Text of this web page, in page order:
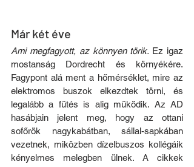
Már két éve
Ami megfagyott, az könnyen törik. Ez igaz
mostanság Dordrecht és környékére.
Fagypont alá ment a hőmérséklet, mire az
elektromos buszok elkezdtek törni, és
legalább a fűtés is alig működik. Az AD
hasábjain jelent meg, hogy az ottani
sofőrök nagykabátban, sállal-sapkában
vezetnek, miközben dízelbuszos kollégáik
kényelmes melegben ülnek. A cikkek